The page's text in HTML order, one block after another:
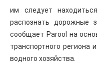
им следует
распознать дорожные
сообщает Parool на
транспортного региона
водного хозяйства.